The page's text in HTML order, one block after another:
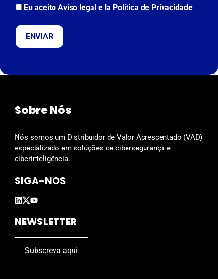
a
e
s
e
l
d
e
m
t
.
Eu aceito Aviso legal e la Política de Privacidade
Sobre Nós
Nós somos um Distribuidor de Valor Acrescentado (VAD)
especializado em soluções de cibersegurança e
ciberinteligência.
SIGA-NOS
NEWSLETTER
Subscreva aqui